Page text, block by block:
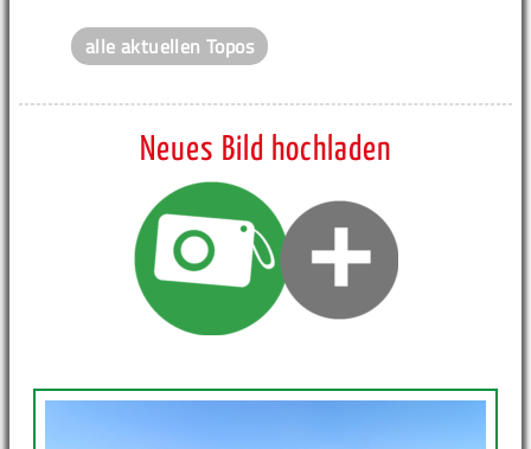
alle aktuellen Topos
Neues Bild hochladen